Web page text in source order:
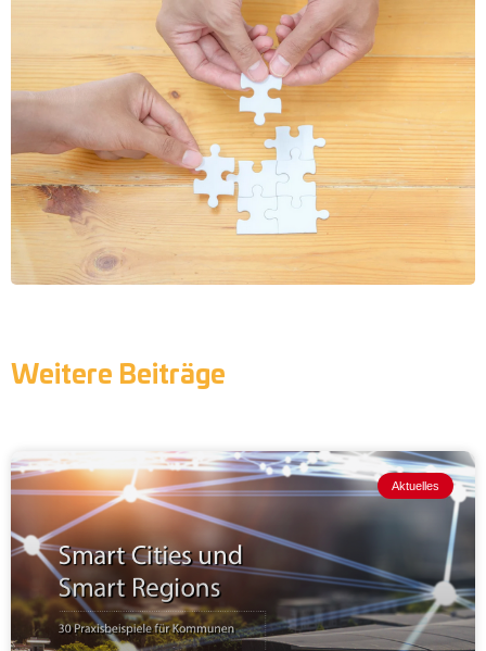
Weitere Beiträge
Aktuelles